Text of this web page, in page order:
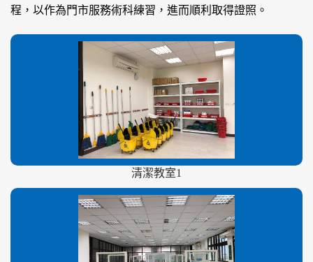
程，以作為門市服務術科練習，進而順利取得證照。
清潔教室1